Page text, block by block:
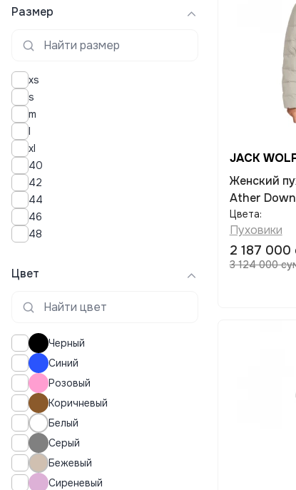
Размер
xs
s
m
l
xl
40
42
44
46
48
Цвет
Черный
Синий
Розовый
Коричневый
Белый
Серый
Бежевый
Сиреневый
JACK
Женский пуховик JACK WOLFSKIN
Ather
Цвета:
Пуховики
2 187 000
3 124 000